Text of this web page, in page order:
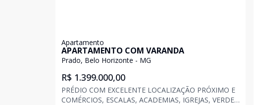
Apartamento
APARTAMENTO COM VARANDA
Prado, Belo Horizonte - MG
R$ 1.399.000,00
PRÉDIO COM EXCELENTE LOCALIZAÇÃO PRÓXIMO E
COMÉRCIOS, ESCALAS, ACADEMIAS, IGREJAS, VERDE